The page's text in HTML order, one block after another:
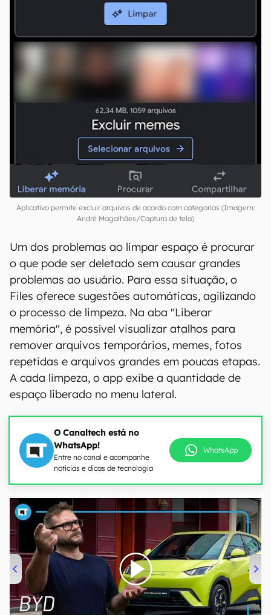
Aplicativo permite excluir arquivos de acordo com categorias (Imagem:
André Magalhães/Captura de tela)
Um dos problemas ao limpar espaço é procurar
o que pode ser deletado sem causar grandes
problemas ao usuário. Para essa situação, o
Files oferece sugestões automáticas, agilizando
o processo de limpeza. Na aba "Liberar
memória", é possível visualizar atalhos para
remover arquivos temporários, memes, fotos
repetidas e arquivos grandes em poucas etapas.
A cada limpeza, o app exibe a quantidade de
espaço liberado no menu lateral.
O Canaltech está no
WhatsApp!
Entre no canal e acompanhe
notícias e dicas de tecnologia
WhatsApp